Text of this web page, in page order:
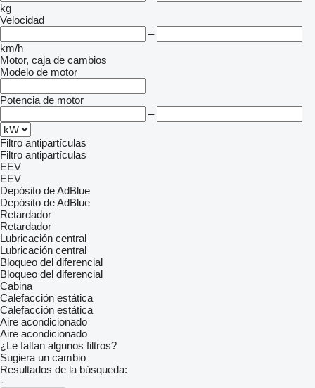
kg
Velocidad
–
km/h
Motor, caja de cambios
Modelo de motor
Potencia de motor
–
Filtro antipartículas
Filtro antipartículas
EEV
EEV
Depósito de AdBlue
Depósito de AdBlue
Retardador
Retardador
Lubricación central
Lubricación central
Bloqueo del diferencial
Bloqueo del diferencial
Cabina
Calefacción estática
Calefacción estática
Aire acondicionado
Aire acondicionado
¿Le faltan algunos filtros?
Sugiera un cambio
Resultados de la búsqueda:
-